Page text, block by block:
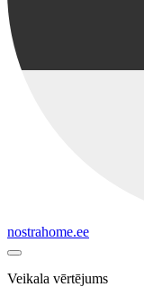
nostrahome.ee
Veikala vērtējums